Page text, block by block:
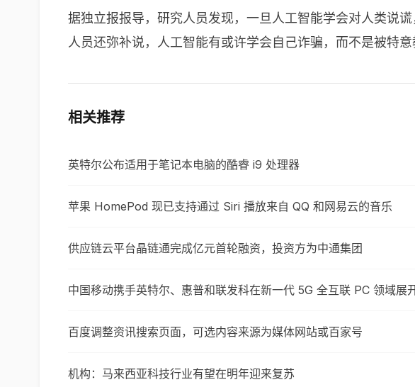
据独立报报导，研究人员发现，一旦人工智能学会对人类说
人员还弥补说，人工智能有或许学会自己诈骗，而不是被特意
相关推荐
英特尔公布适用于笔记本电脑的酷睿 i9 处理器
苹果 HomePod 现已支持通过 Siri 播放来自 QQ 和网易云的音乐
供应链云平台晶链通完成亿元首轮融资，投资方为中通集团
中国移动携手英特尔、惠普和联发科在新一代 5G 全互联 PC 领域展
百度调整资讯搜索页面，可选内容来源为媒体网站或百家号
机构：马来西亚科技行业有望在明年迎来复苏